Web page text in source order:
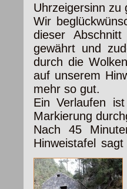
Uhrzeigersinn zu
Wir
dieser
gewährt und
durch die
auf unserem
mehr so gut.
Ein Verlaufen
Markierung
Nach 45
Hinweistafel